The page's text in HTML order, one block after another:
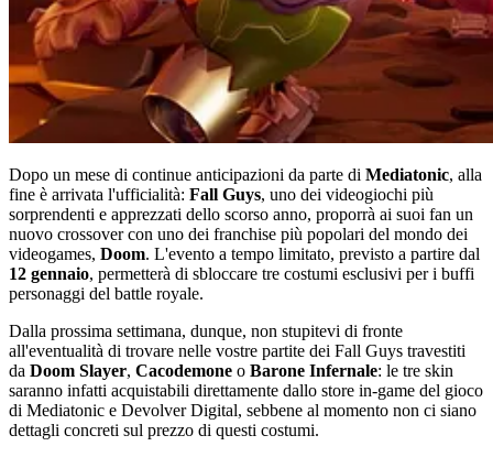
Dopo un mese di continue anticipazioni da parte di Mediatonic, alla
fine è arrivata l'ufficialità: Fall Guys, uno dei videogiochi più
sorprendenti e apprezzati dello scorso anno, proporrà ai suoi fan un
nuovo crossover con uno dei franchise più popolari del mondo dei
videogames, Doom. L'evento a tempo limitato, previsto a partire dal
12 gennaio, permetterà di sbloccare tre costumi esclusivi per i buffi
personaggi del battle royale.
Dalla prossima settimana, dunque, non stupitevi di fronte
all'eventualità di trovare nelle vostre partite dei Fall Guys travestiti
da Doom Slayer, Cacodemone o Barone Infernale: le tre skin
saranno infatti acquistabili direttamente dallo store in-game del gioco
di Mediatonic e Devolver Digital, sebbene al momento non ci siano
dettagli concreti sul prezzo di questi costumi.